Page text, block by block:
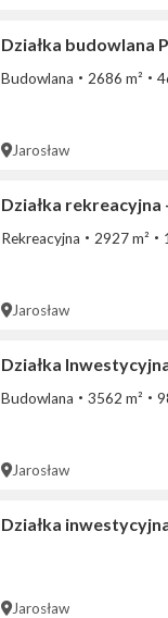
Działka budowlana
Budowlana 2686 m²
Jarosław
Działka rekreacyjna
Rekreacyjna 2927 m²
Jarosław
Działka
Budowlana 3562 m²
Jarosław
Działka
Jarosław